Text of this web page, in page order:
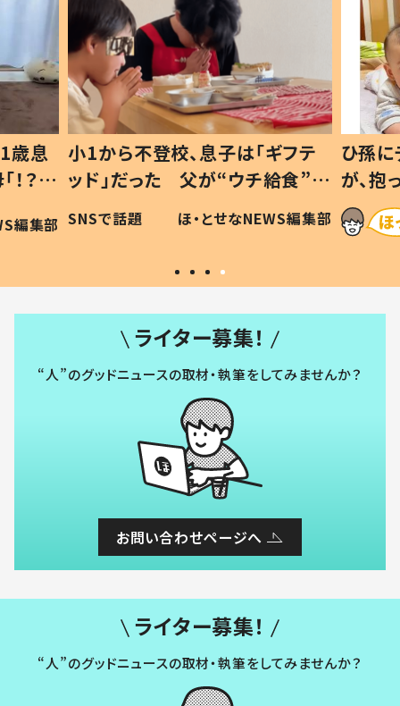
歳息
？」
編集部
小1から不登校、息子は「ギフテ
ッド」だった 父が“ウチ給食”を
作り続ける理由とは #令和の親
#令和の子
SNSで話題 ほ・とせなNEWS編集部
ひ孫
が、
「涙が
い」
ライター募集！
“人”のグッドニュースの取材・執筆をしてみませんか？
お問い合わせページへ
ライター募集！
“人”のグッドニュースの取材・執筆をしてみませんか？